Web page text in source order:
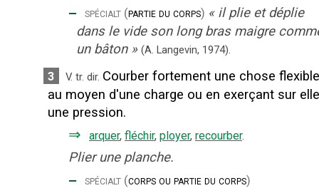
‒ spécialt (partie du corps) « il plie et déplie
dans le vide son long bras maigre
un bâton » (A. Langevin, 1974).
3 V. tr. dir. Courber fortement une chose flexible
au moyen d'une charge ou en exerçant sur elle
une pression.
⇒ arquer, fléchir, ployer, recourber.
Plier une planche.
‒ spécialt (corps ou partie du corps)